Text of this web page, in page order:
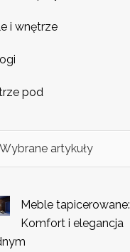
i wnętrze
pod
Wybrane artykuły
Meble tapicerowane:
Komfort i elegancja